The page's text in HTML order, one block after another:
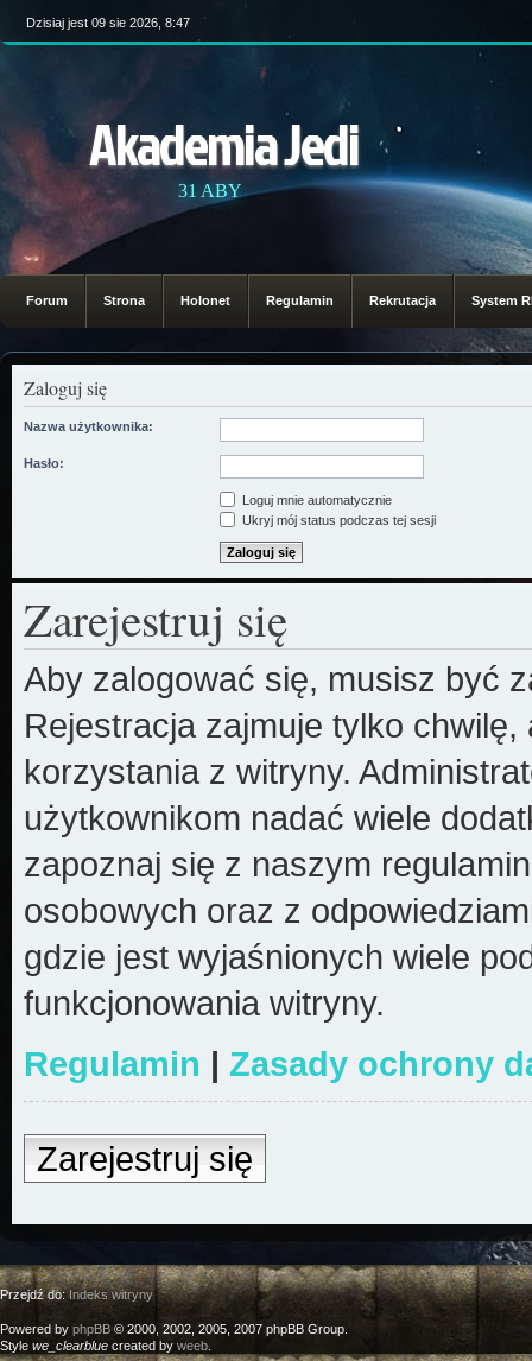
Dzisiaj jest 09 sie 2026, 8:47
Akademia Jedi
31 ABY
Forum Strona Holonet Regulamin Rekrutacja System
Zaloguj się
Nazwa użytkownika:
Hasło:
Loguj mnie automatycznie
Ukryj mój status podczas tej sesji
Zarejestruj się
Aby zalogować się, musisz być
Rejestracja zajmuje tylko
korzystania z witryny.
użytkownikom nadać wiele
zapoznaj się z naszym
osobowych oraz z
gdzie jest wyjaśnionych wiele
funkcjonowania witryny.
Regulamin | Zasady ochrony
Zarejestruj się
Przejdź do:Indeks witryny
Powered by phpBB © 2000, 2002, 2005, 2007 phpBB Group.
Style we_clearblue created by weeb